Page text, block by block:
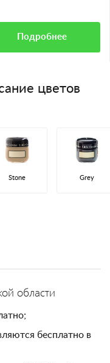
Подробнее
цветов
Stone Grey
области
бесплатно в